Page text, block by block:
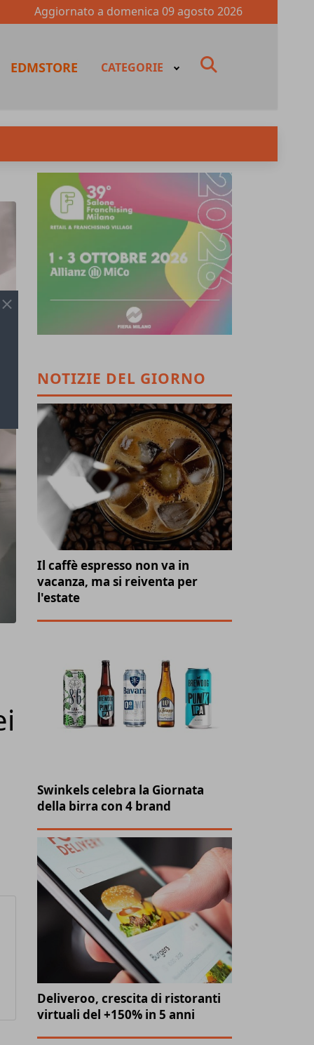
Aggiornato a domenica 09 agosto 2026
EDMSTORE CATEGORIE
NOTIZIE DEL GIORNO
Il caffè espresso non va in
vacanza, ma si reiventa per
l'estate
Swinkels celebra la Giornata
della birra con 4 brand
Deliveroo, crescita di ristoranti
virtuali del +150% in 5 anni